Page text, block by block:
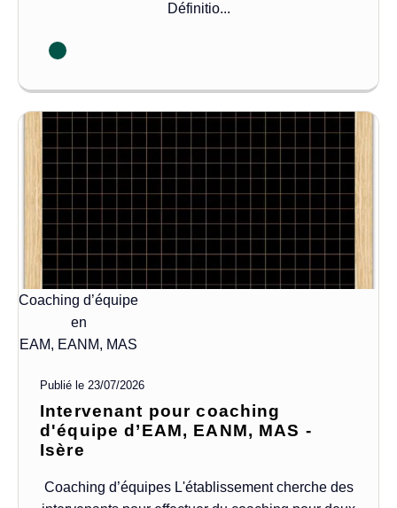
Définitio...
Coaching d’équipe
en
EAM, EANM, MAS
Publié le 23/07/2026
Intervenant pour coaching
d'équipe d’EAM, EANM, MAS -
Isère
Coaching d’équipes L'établissement cherche des